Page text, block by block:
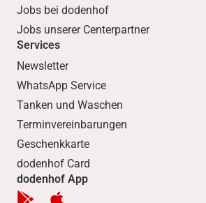
Jobs bei dodenhof
Jobs unserer Centerpartner
Services
Newsletter
WhatsApp Service
Tanken und Waschen
Terminvereinbarungen
Geschenkkarte
dodenhof Card
dodenhof App